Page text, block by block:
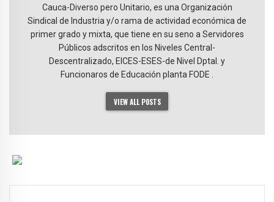
Cauca-Diverso pero Unitario, es una Organización
Sindical de Industria y/o rama de actividad económica de
primer grado y mixta, que tiene en su seno a Servidores
Públicos adscritos en los Niveles Central-
Descentralizado, EICES-ESES-de Nivel Dptal. y
Funcionaros de Educación planta FODE .
VIEW ALL POSTS